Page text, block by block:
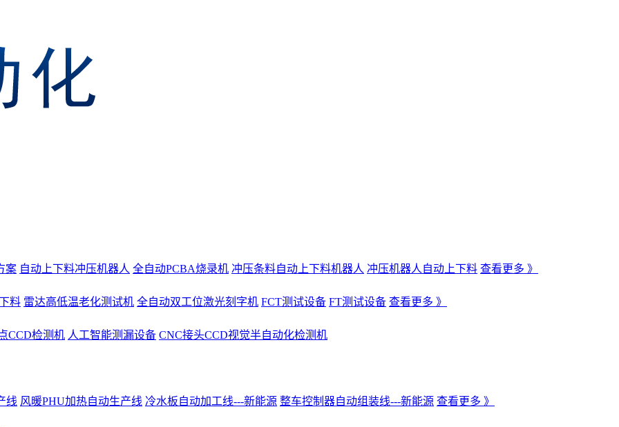
案 自动上下料冲压机器人 全自动PCBA烧录机 冲压条料自动上下料机器人 冲压机器人自动上下料 查看更多 》
料 雷达高低温老化测试机 全自动双工位激光刻字机 FCT测试设备 FT测试设备 查看更多 》
CCD检测机 人工智能测漏设备 CNC接头CCD视觉半自动化检测机
线 风暖PHU加热自动生产线 冷水板自动加工线---新能源 整车控制器自动组装线---新能源 查看更多 》